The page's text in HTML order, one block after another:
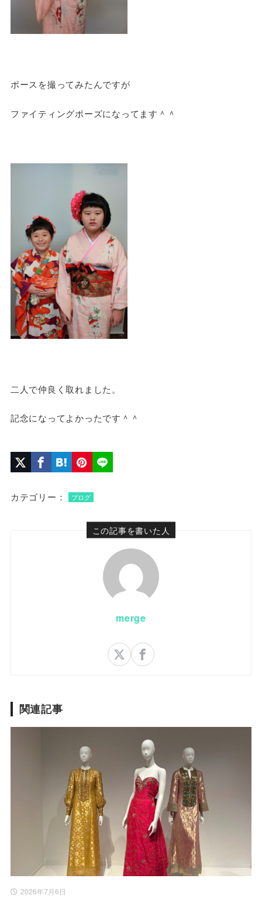
ポースを撮ってみたんですが
ファイティングポーズになってます＾＾
二人で仲良く取れました。
記念になってよかったです＾＾
カテゴリー： ブログ
この記事を書いた人
merge
関連記事
2026年7月6日